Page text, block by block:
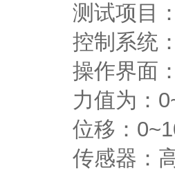
测试项目
控制系统
操作界面
力值为：
位移：
传感器：